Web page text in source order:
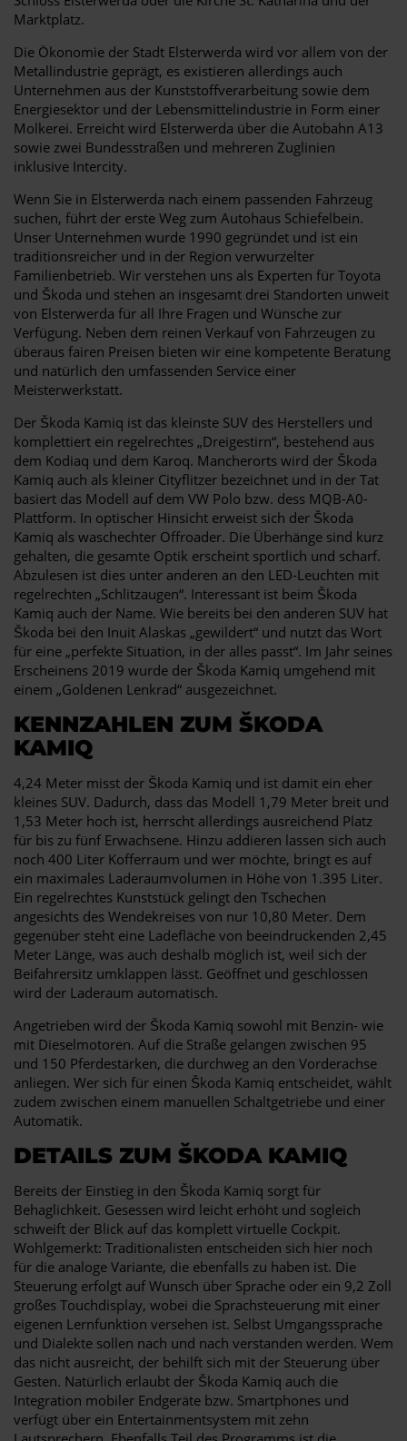
Marktplatz.
Die Ökonomie der Stadt Elsterwerda wird vor allem von der
Metallindustrie geprägt, es existieren allerdings auch
Unternehmen aus der Kunststoffverarbeitung sowie dem
Energiesektor und der Lebensmittelindustrie in Form einer
Molkerei. Erreicht wird Elsterwerda über die Autobahn A13
sowie zwei Bundesstraßen und mehreren Zuglinien
inklusive Intercity.
Wenn Sie in Elsterwerda nach einem passenden Fahrzeug
suchen, führt der erste Weg zum Autohaus Schiefelbein.
Unser Unternehmen wurde 1990 gegründet und ist ein
traditionsreicher und in der Region verwurzelter
Familienbetrieb. Wir verstehen uns als Experten für Toyota
und Škoda und stehen an insgesamt drei Standorten unweit
von Elsterwerda für all Ihre Fragen und Wünsche zur
Verfügung. Neben dem reinen Verkauf von Fahrzeugen zu
überaus fairen Preisen bieten wir eine kompetente Beratung
und natürlich den umfassenden Service einer
Meisterwerkstatt.
Der Škoda Kamiq ist das kleinste SUV des Herstellers und
komplettiert ein regelrechtes „Dreigestirn“, bestehend aus
dem Kodiaq und dem Karoq. Mancherorts wird der Škoda
Kamiq auch als kleiner Cityflitzer bezeichnet und in der Tat
basiert das Modell auf dem VW Polo bzw. dess MQB-A0-
Plattform. In optischer Hinsicht erweist sich der Škoda
Kamiq als waschechter Offroader. Die Überhänge sind kurz
gehalten, die gesamte Optik erscheint sportlich und scharf.
Abzulesen ist dies unter anderen an den LED-Leuchten mit
regelrechten „Schlitzaugen“. Interessant ist beim Škoda
Kamiq auch der Name. Wie bereits bei den anderen SUV hat
Škoda bei den Inuit Alaskas „gewildert“ und nutzt das Wort
für eine „perfekte Situation, in der alles passt“. Im Jahr seines
Erscheinens 2019 wurde der Škoda Kamiq umgehend mit
einem „Goldenen Lenkrad“ ausgezeichnet.
KENNZAHLEN ZUM ŠKODA
KAMIQ
4,24 Meter misst der Škoda Kamiq und ist damit ein eher
kleines SUV. Dadurch, dass das Modell 1,79 Meter breit und
1,53 Meter hoch ist, herrscht allerdings ausreichend Platz
für bis zu fünf Erwachsene. Hinzu addieren lassen sich auch
noch 400 Liter Kofferraum und wer möchte, bringt es auf
ein maximales Laderaumvolumen in Höhe von 1.395 Liter.
Ein regelrechtes Kunststück gelingt den Tschechen
angesichts des Wendekreises von nur 10,80 Meter. Dem
gegenüber steht eine Ladefläche von beeindruckenden 2,45
Meter Länge, was auch deshalb möglich ist, weil sich der
Beifahrersitz umklappen lässt. Geöffnet und geschlossen
wird der Laderaum automatisch.
Angetrieben wird der Škoda Kamiq sowohl mit Benzin- wie
mit Dieselmotoren. Auf die Straße gelangen zwischen 95
und 150 Pferdestärken, die durchweg an den Vorderachse
anliegen. Wer sich für einen Škoda Kamiq entscheidet, wählt
zudem zwischen einem manuellen Schaltgetriebe und einer
Automatik.
DETAILS ZUM ŠKODA KAMIQ
Bereits der Einstieg in den Škoda Kamiq sorgt für
Behaglichkeit. Gesessen wird leicht erhöht und sogleich
schweift der Blick auf das komplett virtuelle Cockpit.
Wohlgemerkt: Traditionalisten entscheiden sich hier noch
für die analoge Variante, die ebenfalls zu haben ist. Die
Steuerung erfolgt auf Wunsch über Sprache oder ein 9,2 Zoll
großes Touchdisplay, wobei die Sprachsteuerung mit einer
eigenen Lernfunktion versehen ist. Selbst Umgangssprache
und Dialekte sollen nach und nach verstanden werden. Wem
das nicht ausreicht, der behilft sich mit der Steuerung über
Gesten. Natürlich erlaubt der Škoda Kamiq auch die
Integration mobiler Endgeräte bzw. Smartphones und
verfügt über ein Entertainmentsystem mit zehn